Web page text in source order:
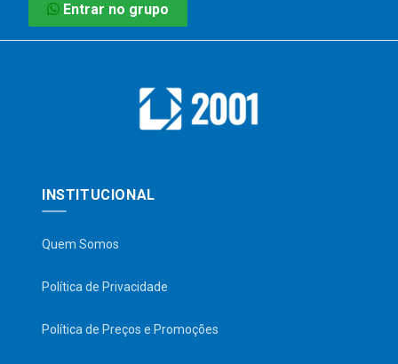
Entrar no grupo
INSTITUCIONAL
Quem Somos
Política de Privacidade
Política de Preços e Promoções